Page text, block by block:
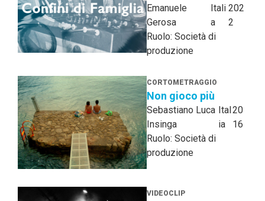
Emanuele
Gerosa
Itali
a
202
2
Ruolo: Società di
produzione
CORTOMETRAGGIO
Non gioco più
Sebastiano Luca
Insinga
Ital
ia
20
16
Ruolo: Società di
produzione
VIDEOCLIP